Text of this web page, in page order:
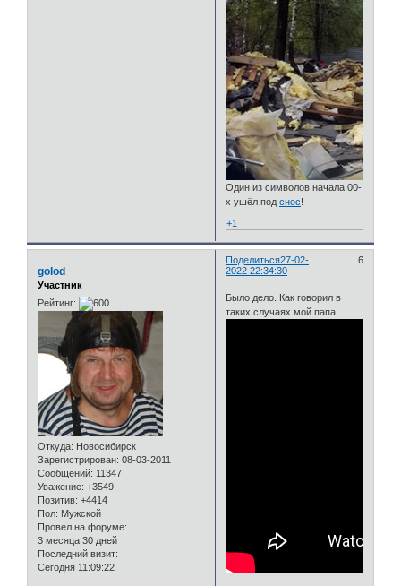
Один из символов начала 00-
х ушёл подснос!
+1
Поделиться 6
27-02-
2022 22:34:30
golod
Участник
Рейтинг:
Откуда: Новосибирск
Зарегистрирован: 08-03-2011
Сообщений: 11347
Уважение: +3549
Позитив: +4414
Пол: Мужской
Провел на форуме:
3 месяца 30 дней
Последний визит:
Сегодня 11:09:22
Было дело. Как говорил в
таких случаях мой папа